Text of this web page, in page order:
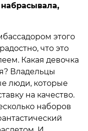
этого
что это
Какая девочка
Владельцы
люди, которые
на качество.
наборов